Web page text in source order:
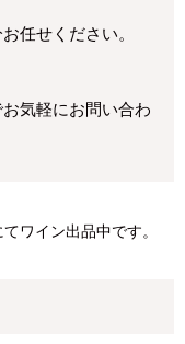
任せください。
気軽にお問い合わ
ワイン出品中です。